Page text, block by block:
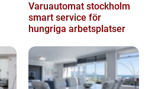
Varuautomat stockholm
smart service för
hungriga arbetsplatser